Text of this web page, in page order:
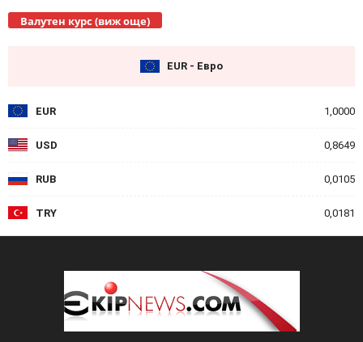
Валутен курс (виж още)
EUR - Евро
EUR 1,0000
USD 0,8649
RUB 0,0105
TRY 0,0181